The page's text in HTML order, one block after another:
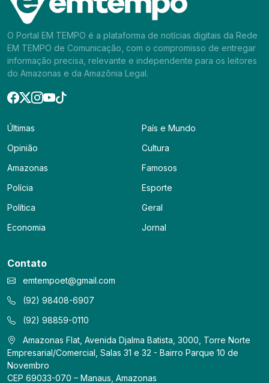
O Portal EM TEMPO é a plataforma de notícias digitais da Rede
EM TEMPO de Comunicação, com o compromisso de entregar
informação precisa, relevante e independente para os leitores
do Amazonas e da Amazônia Legal.
Últimas
Opinião
Amazonas
Polícia
Política
Economia
País e Mundo
Cultura
Famosos
Esporte
Geral
Jornal
Contato
emtempoet@gmail.com
(92) 98408-6907
(92) 98859-0110
Amazonas Flat, Avenida Djalma Batista, 3000, Torre Norte
Empresarial/Comercial, Salas 31 e 32 - Bairro Parque 10 de
Novembro
CEP 69033-070 – Manaus, Amazonas